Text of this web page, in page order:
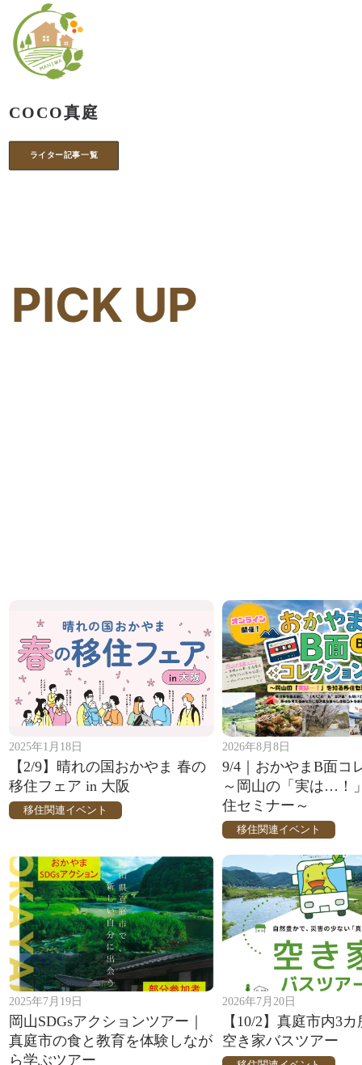
COCO真庭
ライター記事一覧
PICK UP
2025年1月18日
【2/9】晴れの国おかやま 春の
移住フェア in 大阪
移住関連イベント
2026年8月8日
9/4｜おかやまB面コ
～岡山の「実は…！
住セミナー～
移住関連イベント
2025年7月19日
岡山SDGsアクションツアー｜
真庭市の食と教育を体験しなが
ら学ぶツアー
2026年7月20日
【10/2】真庭市内3
空き家バスツアー